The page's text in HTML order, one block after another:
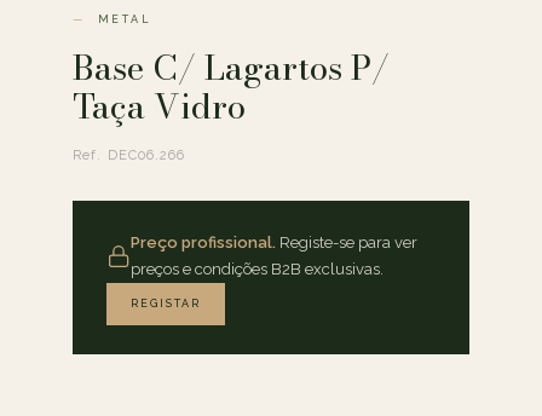
METAL
Base C/ Lagartos P/
Taça Vidro
Ref. DEC06.266
Preço profissional. Registe-se para ver
preços e condições B2B exclusivas.
REGISTAR